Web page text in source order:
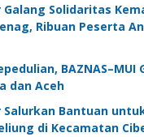
Galang Solidaritas
Ribuan Peserta
BAZNAS–MUI
dan Aceh
Salurkan Bantuan
di Kecamatan